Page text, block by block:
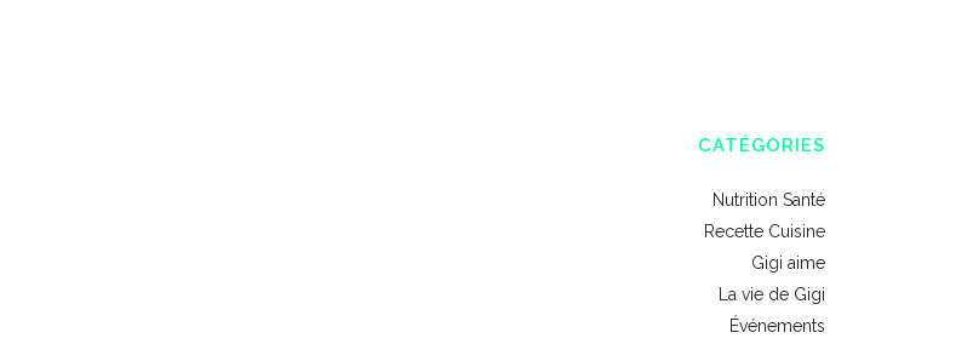
CATÉGORIES
Nutrition Santé
Recette Cuisine
Gigi aime
La vie de Gigi
Événements